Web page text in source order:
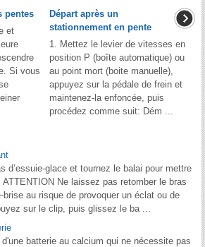
pentes
et
Si vous
Départ après un
stationnement en pente
1. Mettez le levier de vitesses en
position P (boîte automatique) ou
au point mort (boite manuelle),
appuyez sur la pédale de frein et
maintenez-la enfoncée, puis
procédez comme suit: Dém ...
d’essuie-glace et tournez le balai pour mettre
Ne laissez pas retomber le bras
brise au risque de provoquer un éclat ou de
sur le clip, puis glissez le ba ...
batterie au calcium qui ne nécessite pas